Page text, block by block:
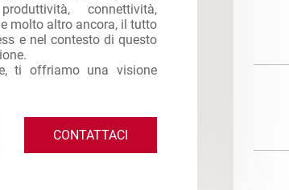
connettività,
molto altro ancora, il tutto
e nel contesto di questo
ti offriamo una visione
CONTATTACI